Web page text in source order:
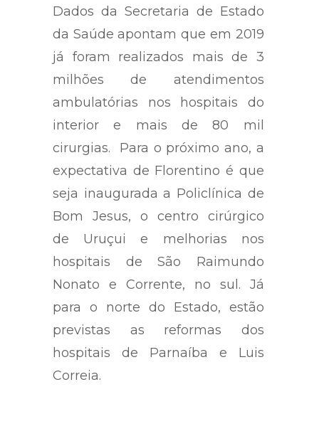
Dados da Secretaria de Estado
da Saúde apontam que em 2019
já foram realizados mais de 3
milhões de atendimentos
ambulatórias nos hospitais do
interior e mais de 80 mil
cirurgias. Para o próximo ano, a
expectativa de Florentino é que
seja inaugurada a Policlínica de
Bom Jesus, o centro cirúrgico
de Uruçui e melhorias nos
hospitais de São Raimundo
Nonato e Corrente, no sul. Já
para o norte do Estado, estão
previstas as reformas dos
hospitais de Parnaíba e Luis
Correia.